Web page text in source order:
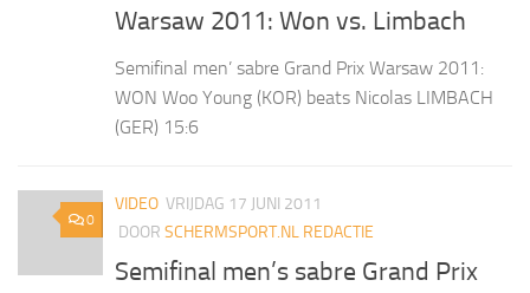
Warsaw 2011: Won vs. Limbach
Semifinal men’ sabre Grand Prix Warsaw 2011:
WON Woo Young (KOR) beats Nicolas LIMBACH
(GER) 15:6
0
VIDEO VRIJDAG 17 JUNI 2011
DOOR SCHERMSPORT.NL REDACTIE
Semifinal men’s sabre Grand Prix